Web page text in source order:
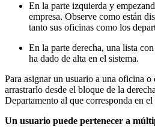
En la parte izquierda y
empresa. Observe como están
tanto sus oficinas como los
En la parte derecha, una lista
ha dado de alta en el sistema.
Para asignar un usuario a una oficina o
arrastrarlo desde el bloque de la
Departamento al que corresponda en
Un usuario puede pertenecer a